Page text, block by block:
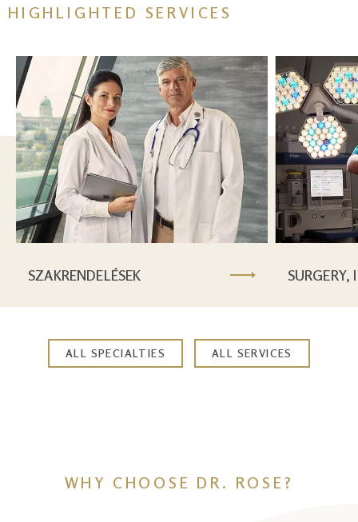
HIGHLIGHTED SERVICES
Kép
SZAKRENDELÉSEK
Image
SURGERY,
ALL SPECIALTIES ALL SERVICES
WHY CHOOSE DR. ROSE?